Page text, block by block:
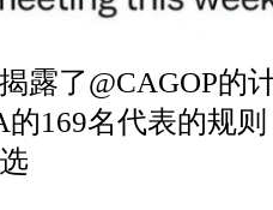
露了@CAGOP的
的169名代表的规